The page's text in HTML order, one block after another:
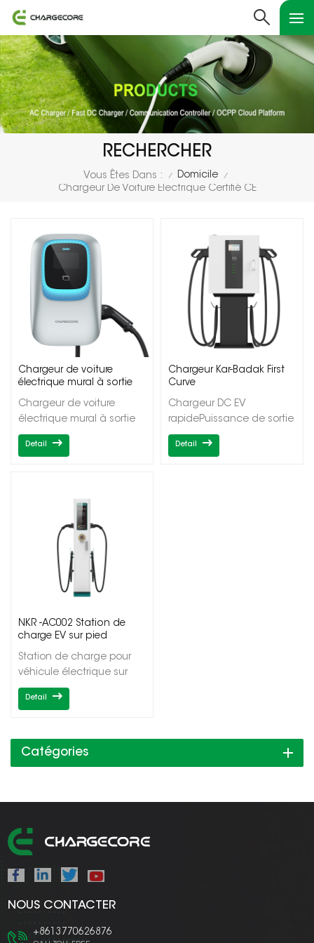
RECHERCHER
Vous Êtes Dans : / Domicile /
Chargeur De Voiture Électrique Certifié CE
Chargeur de voiture
électrique mural à sortie
Chargeur de voiture
électrique mural à sortie
uniquePuissance de
Detail
Chargeur Kar-Badak First
Curve
Chargeur DC EV
rapidePuissance de sortie
20/40kWSorties
Detail
NKR -AC002 Station de
charge EV sur pied
Station de charge pour
véhicule électrique sur
piedPuissance de sortie
Detail
Catégories
NOUS CONTACTER
+8613770626876